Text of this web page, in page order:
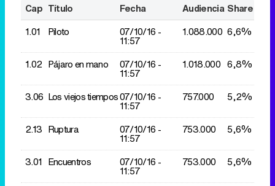
Cap Título Fecha Audiencia Share
1.01
Piloto 07/10/16 -
11:57
1.088.000 6,6%
1.02 Pájaro en mano 07/10/16 -
11:57
1.018.000 6,8%
3.06 Los viejos tiempos07/10/16 -
11:57
757.000 5,2%
2.13 Ruptura 07/10/16 -
11:57
753.000 5,6%
3.01 Encuentros 07/10/16 -
11:57
753.000 5,6%